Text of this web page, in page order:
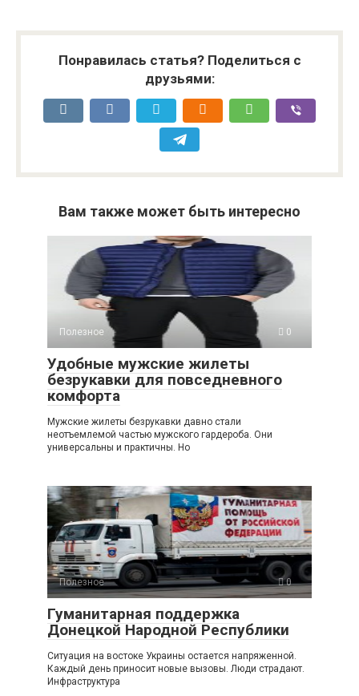
Понравилась статья? Поделиться с
друзьями:
Вам также может быть интересно
Полезное 0
Удобные мужские жилеты
безрукавки для повседневного
комфорта
Мужские жилеты безрукавки давно стали
неотъемлемой частью мужского гардероба. Они
универсальны и практичны. Но
Полезное 0
Гуманитарная поддержка
Донецкой Народной Республики
Ситуация на востоке Украины остается напряженной.
Каждый день приносит новые вызовы. Люди страдают.
Инфраструктура